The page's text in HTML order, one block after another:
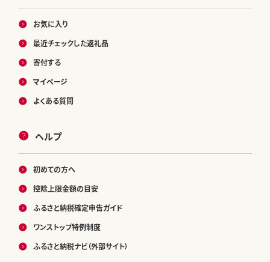
お気に入り
最近チェックした返礼品
寄付する
マイページ
よくある質問
ヘルプ
初めての方へ
控除上限金額の目安
ふるさと納税確定申告ガイド
ワンストップ特例制度
ふるさと納税ナビ（外部サイト）